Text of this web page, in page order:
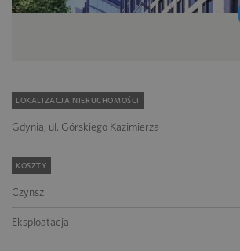
LOKALIZACJA NIERUCHOMOŚCI
Gdynia, ul. Górskiego Kazimierza
KOSZTY
Czynsz
Eksploatacja